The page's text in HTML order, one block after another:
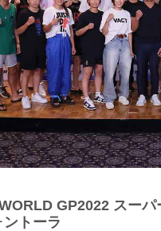
GP2022 スー
トーラ